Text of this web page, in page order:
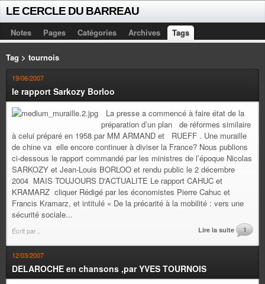
LE CERCLE DU BARREAU
Notes Pages Catégories Archives Tags
Tag > tournois
19/06/2007
le rapport Sarkozy Borloo
La presse a commencé à faire état de la
préparation d’un plan de réformes similaire
à celui préparé en 1958 par MM ARMAND et RUEFF . Une muraille
de chine va elle encore continuer à diviser la France? Nous publions
ci-dessous le rapport commandé par les ministres de l’époque Nicolas
SARKOZY et Jean-Louis BORLOO et rendu public le 2 décembre
2004 MAIS TOUJOURS D'ACTUALITE Le rapport CAHUC et
KRAMARZ cliquer Rédigé par les économistes Pierre Cahuc et
Francis Kramarz, et intitulé « De la précarité à la mobilité : vers une
sécurité sociale...
Écrit par Lire la suite 1
12/03/2007
DELAROCHE en chansons ,par YVES TOURNOIS